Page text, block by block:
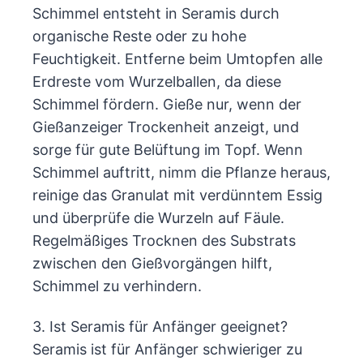
Schimmel entsteht in Seramis durch
organische Reste oder zu hohe
Feuchtigkeit. Entferne beim Umtopfen alle
Erdreste vom Wurzelballen, da diese
Schimmel fördern. Gieße nur, wenn der
Gießanzeiger Trockenheit anzeigt, und
sorge für gute Belüftung im Topf. Wenn
Schimmel auftritt, nimm die Pflanze heraus,
reinige das Granulat mit verdünntem Essig
und überprüfe die Wurzeln auf Fäule.
Regelmäßiges Trocknen des Substrats
zwischen den Gießvorgängen hilft,
Schimmel zu verhindern.
3. Ist Seramis für Anfänger geeignet?
Seramis ist für Anfänger schwieriger zu